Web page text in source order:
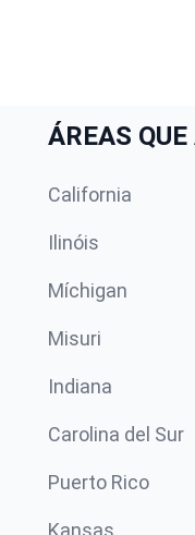
ÁREAS
California
Ilinóis
Míchigan
Misuri
Indiana
Carolina del Sur
Puerto Rico
Kansas